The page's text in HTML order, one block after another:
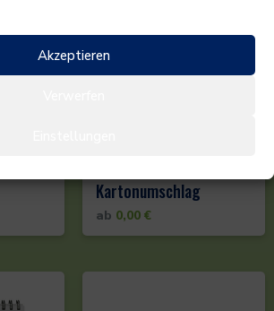
Akzeptieren
Kartonumschlag
ab 0,00 €